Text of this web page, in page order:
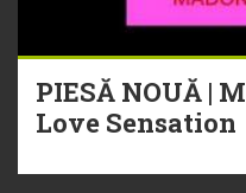
PIESĂ NOUĂ |
Love Sensation